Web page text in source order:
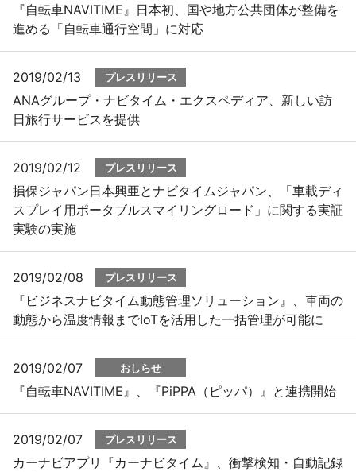
『自転車NAVITIME』日本初、国や地方公共団体が整備を
進める「自転車通行空間」に対応
2019/02/13 プレスリリース
ANAグループ・ナビタイム・エクスペディア、新しい訪
日旅行サービスを提供
2019/02/12 プレスリリース
損保ジャパン日本興亜とナビタイムジャパン、「車載ディ
スプレイ用ポータブルスマイリングロード」に関する実証
実験の実施
2019/02/08 プレスリリース
『ビジネスナビタイム動態管理ソリューション』、車両の
動態から温度情報までIoTを活用した一括管理が可能に
2019/02/07 おしらせ
『自転車NAVITIME』、『PiPPA（ピッパ）』と連携開始
2019/02/07 プレスリリース
カーナビアプリ『カーナビタイム』、衝撃検知・自動記録